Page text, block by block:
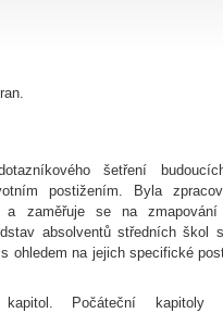
šetření
postižením. Byla
zaměřuje se na
absolventů středních škol
ohledem na jejich specifické
Počáteční kapitoly